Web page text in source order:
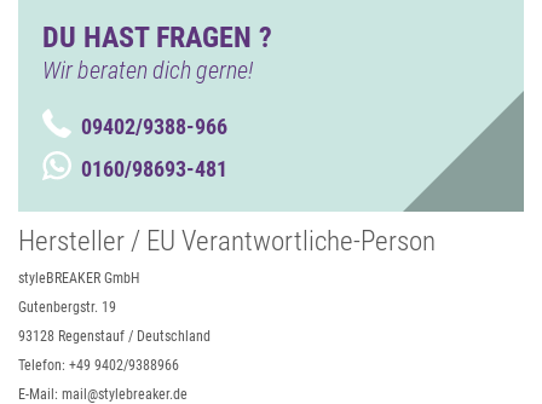
DU HAST FRAGEN ?
Wir beraten dich gerne!
09402/9388-966
0160/98693-481
Hersteller / EU Verantwortliche-Person
styleBREAKER GmbH
Gutenbergstr. 19
93128 Regenstauf / Deutschland
Telefon: +49 9402/9388966
E-Mail: mail@stylebreaker.de